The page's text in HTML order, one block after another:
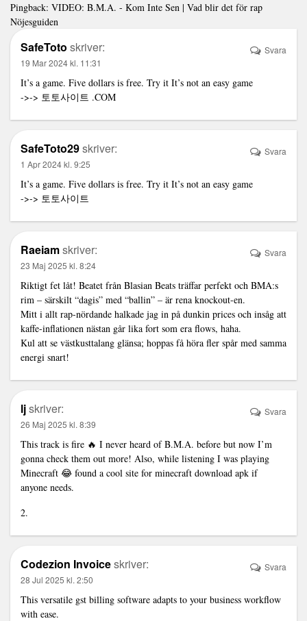
Pingback: VIDEO: B.M.A. - Kom Inte Sen | Vad blir det för rap
Nöjesguiden
SafeToto skriver:
19 Mar 2024 kl. 11:31
It’s a game. Five dollars is free. Try it It’s not an easy game
->-> 토토사이트 .COM
Svara
SafeToto29skriver:
1 Apr 2024 kl. 9:25
It’s a game. Five dollars is free. Try it It’s not an easy game
->-> 토토사이트
Svara
Raeiamskriver:
23 Maj 2025 kl. 8:24
Riktigt fet låt! Beatet från Blasian Beats träffar perfekt och BMA:s
rim – särskilt “dagis” med “ballin” – är rena knockout-en.
Mitt i allt rap-nördande halkade jag in på dunkin prices och insåg att
kaffe-inflationen nästan går lika fort som era flows, haha.
Kul att se västkusttalang glänsa; hoppas få höra fler spår med samma
energi snart!
Svara
ljskriver:
26 Maj 2025 kl. 8:39
This track is fire 🔥 I never heard of B.M.A. before but now I’m
gonna check them out more! Also, while listening I was playing
Minecraft 😂 found a cool site for minecraft download apk if
anyone needs.
2.
Svara
Codezion Invoiceskriver:
28 Jul 2025 kl. 2:50
This versatile gst billing software adapts to your business workflow
with ease.
Svara